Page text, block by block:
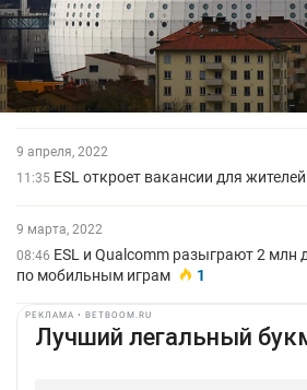
9 апреля, 2022
11:35 ESL откроет вакансии для
9 марта, 2022
08:46 ESL и Qualcomm разыграют 2 млн
по мобильным играм
1
РЕКЛАМА • BETBOOM.RU